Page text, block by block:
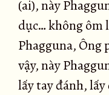
(ai), này
dục… không ôm
Phagguna, Ông
vậy, này
lấy tay đánh,